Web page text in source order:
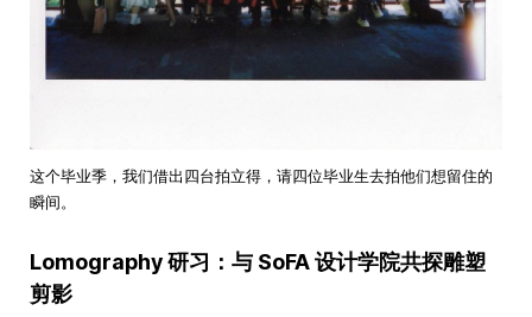
这个毕业季，我们借出四台拍立得，请四位毕业生去拍他们想留住的
瞬间。
Lomography 研习：与 SoFA 设计学院共探雕塑
剪影